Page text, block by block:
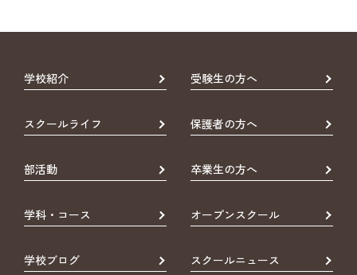
学校紹介 受験生の方へ
スクールライフ 保護者の方へ
部活動 卒業生の方へ
学科・コース オープンスクール
学校ブログ スクールニュース